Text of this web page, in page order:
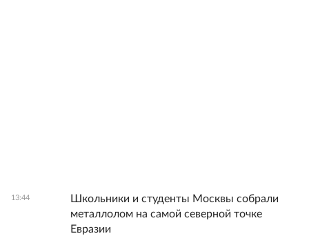
13:44
Школьники и студенты Москвы собрали
металлолом на самой северной точке
Евразии